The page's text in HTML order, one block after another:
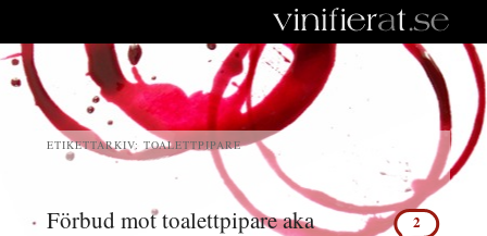
ETIKETTARKIV: TOALETTPIPARE
Förbud mot toalettpipare aka
2